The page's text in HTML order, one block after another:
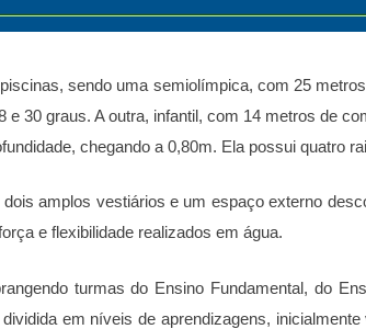
sendo uma semiolímpica, com 25
e 30 graus. A outra, infantil, com 14 metros de
chegando a 0,80m. Ela possui quatro
amplos vestiários e um espaço externo
e flexibilidade realizados em água.
turmas do Ensino Fundamental, do
em níveis de aprendizagens,